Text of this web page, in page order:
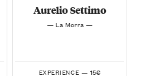
Aurelio Settimo
— La Morra —
EXPERIENCE — 15€